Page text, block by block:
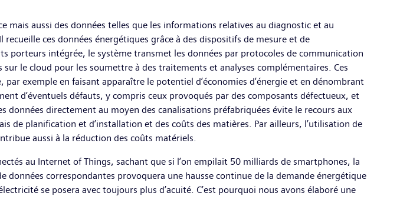
mais aussi des données telles que les informations relatives au diagnostic et au
ces données énergétiques grâce à des dispositifs de mesure et de
porteurs intégrée, le système transmet les données par protocoles de communication
le cloud pour les soumettre à des traitements et analyses complémentaires. Ces
exemple en faisant apparaître le potentiel d’économies d’énergie et en dénombrant
d’éventuels défauts, y compris ceux provoqués par des composants défectueux, et
directement au moyen des canalisations préfabriquées évite le recours aux
de planification et d’installation et des coûts des matières. Par ailleurs, l’utilisation de
aussi à la réduction des coûts matériels.
au Internet of Things, sachant que si l’on empilait 50 milliards de smartphones, la
correspondantes provoquera une hausse continue de la demande énergétique
se posera avec toujours plus d’acuité. C’est pourquoi nous avons élaboré une